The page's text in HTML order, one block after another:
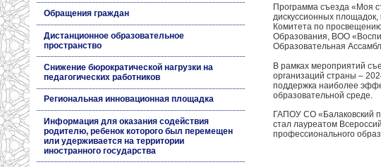
Обращения граждан
Дистанционное образовательное
пространство
Снижение бюрократической нагрузки на
педагогических работников
Региональная инновационная площадка
Информация для оказания содействия
родителю, ребенок которого был перемещен
или удерживается на территории
иностранного государства
Программа съезда «Моя
дискуссионных площадок,
Комитета по
Образования, ВОО
Образовательная
В рамках мероприятий
организаций страны –
поддержка наиболее
образовательной среде.
ГАПОУ СО «Балаковский
стал лауреатом
профессионального